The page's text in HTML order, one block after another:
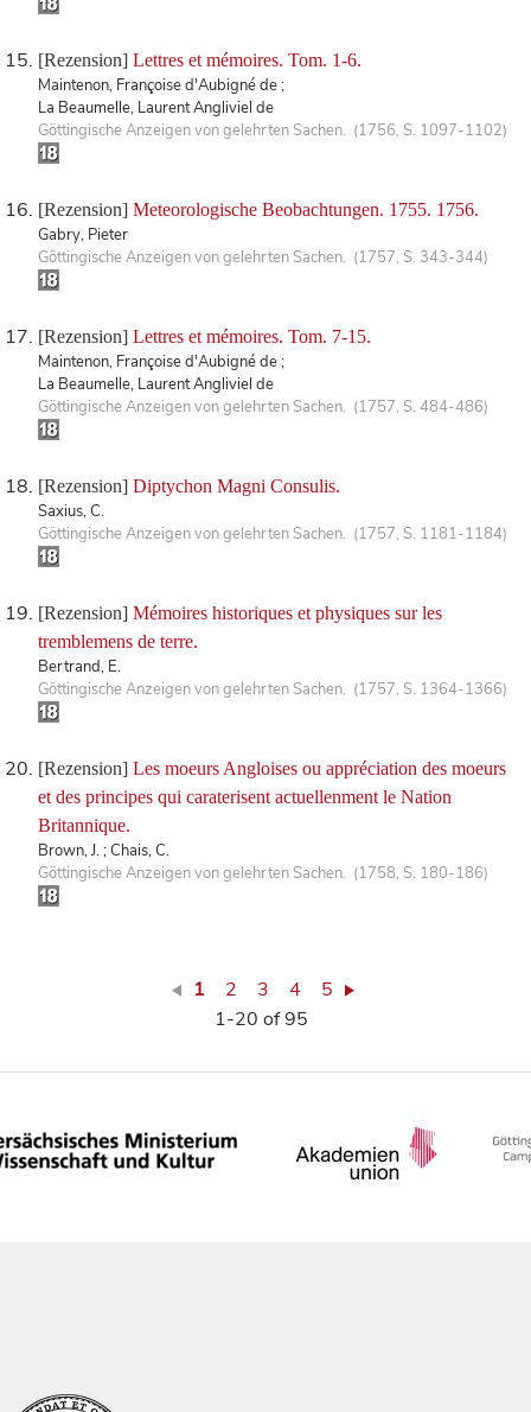
[Rezension] Lettres et mémoires. Tom. 1-6.
Maintenon, Françoise d'Aubigné de ;
La Beaumelle, Laurent Angliviel de
Göttingische Anzeigen von gelehrten Sachen. (1756, S. 1097-1102)
[Rezension] Meteorologische Beobachtungen. 1755. 1756.
Gabry, Pieter
Göttingische Anzeigen von gelehrten Sachen. (1757, S. 343-344)
[Rezension] Lettres et mémoires. Tom. 7-15.
Maintenon, Françoise d'Aubigné de ;
La Beaumelle, Laurent Angliviel de
Göttingische Anzeigen von gelehrten Sachen. (1757, S. 484-486)
[Rezension] Diptychon Magni Consulis.
Saxius, C.
Göttingische Anzeigen von gelehrten Sachen. (1757, S. 1181-1184)
[Rezension] Mémoires historiques et physiques sur les
tremblemens de terre.
Bertrand, E.
Göttingische Anzeigen von gelehrten Sachen. (1757, S. 1364-1366)
[Rezension] Les moeurs Angloises ou appréciation des moeurs
et des principes qui caraterisent actuellenment le Nation
Britannique.
Brown, J. ; Chais, C.
Göttingische Anzeigen von gelehrten Sachen. (1758, S. 180-186)
1 2 3 4
5
1-20 of 95